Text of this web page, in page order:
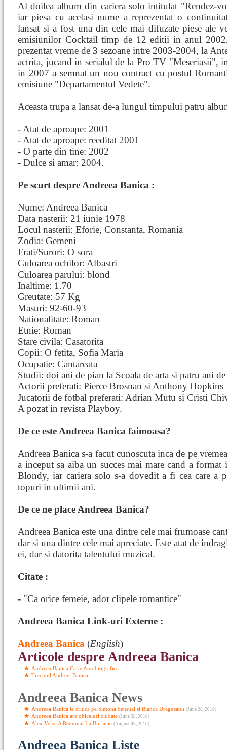
Al doilea album din cariera solo intitulat "Rendez-
iar piesa cu acelasi nume a reprezentat o
lansat si a fost una din cele mai difuzate piese ale
emisiunilor Cocktail timp de 12 editii in anul
prezentat vreme de 3 sezoane intre 2003-2004, la
actrita, jucand in serialul de la Pro TV "Meseriasii",
in 2007 a semnat un nou contract cu postul
emisiune "Departamentul Vedete".
Aceasta trupa a lansat de-a lungul timpului patru
- Atat de aproape: 2001
- Atat de aproape: reeditat 2001
- O parte din tine: 2002
- Dulce si amar: 2004.
Pe scurt despre Andreea Banica :
Nume: Andreea Banica
Data nasterii: 21 iunie 1978
Locul nasterii: Eforie, Constanta, Romania
Zodia: Gemeni
Frati/Surori: O sora
Culoarea ochilor: Albastri
Culoarea parului: blond
Inaltime: 1.70
Greutate: 57 Kg
Masuri: 92-60-93
Nationalitate: Roman
Etnie: Roman
Stare civila: Casatorita
Copii: O fetita, Sofia Maria
Ocupatie: Cantareata
Studii: doi ani de pian la Scoala de arta si patru ani
Actorii preferati: Pierce Brosnan si Anthony Hopkins
Jucatorii de fotbal preferati: Adrian Mutu si Cristi
A pozat in revista Playboy.
De ce este Andreea Banica faimoasa?
Andreea Banica s-a facut cunoscuta inca de pe
a inceput sa aiba un succes mai mare cand a
Blondy, iar cariera solo s-a dovedit a fi cea care a
topuri in ultimii ani.
De ce ne place Andreea Banica?
Andreea Banica este una dintre cele mai frumoase
dar si una dintre cele mai apreciate. Este atat de
ei, dar si datorita talentului muzical.
Citate :
- "Ca orice femeie, ador clipele romantice"
Andreea Banica Link-uri Externe :
Andreea Banica (English)
Articole despre Andreea Banica
Andreea Banica Carte Autobiografica
Trecutul Andreei Banica
Andreea Banica News
Andreea Banica le critica pe Simona Sensual si Bianca Dragusanu (June 28, 2010)
Andreea Banica are obiceiuri ciudate (June 28, 2010)
Alex Velea A Renuntat La Burlacie (August 03, 2010)
Andreea Banica Liste